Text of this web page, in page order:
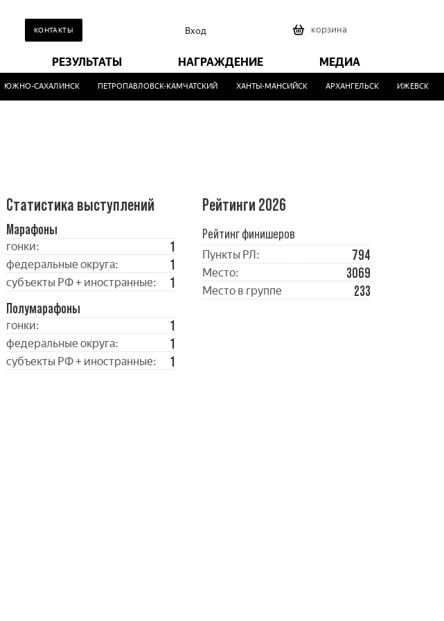
КОНТАКТЫ Вход корзина
РЕЗУЛЬТАТЫ НАГРАЖДЕНИЕ МЕДИА
ЮЖНО-САХАЛИНСК ПЕТРОПАВЛОВСК-КАМЧАТСКИЙ ХАНТЫ-МАНСИЙСК АРХАНГЕЛЬСК ИЖЕВСК
Статистика выступлений
Марафоны
гонки: 1
федеральные округа: 1
субъекты РФ + иностранные:
1
Полумарафоны
гонки: 1
федеральные округа: 1
субъекты РФ + иностранные: 1
Рейтинги 2026
Рейтинг финишеров
Пункты РЛ: 794
Место: 3069
Место в группе 233